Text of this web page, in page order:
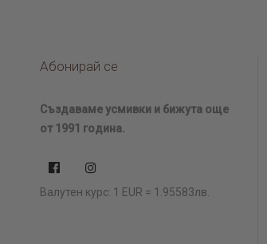
Абонирай се
Създаваме усмивки и бижута още
от 1991 година.
Валутен курс: 1 EUR = 1.95583лв.